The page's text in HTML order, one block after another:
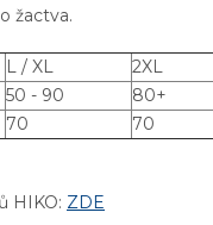
žactva.
L / XL
2XL
50 - 90
80+
70 70
HIKO: ZDE